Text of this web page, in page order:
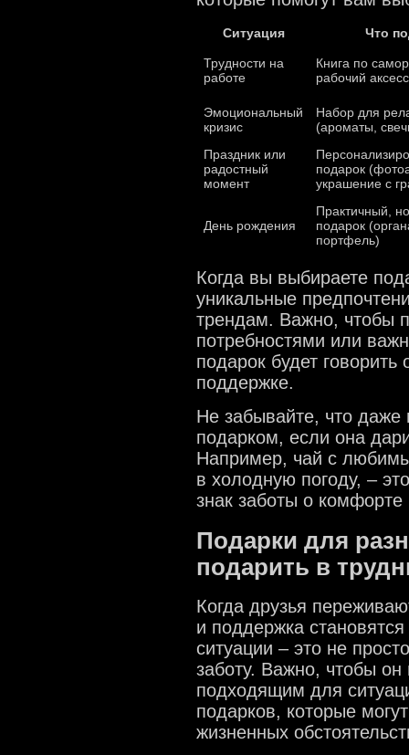
Ситуация Что
Трудности на
работе
Книга по
рабочий
Эмоциональный
кризис
Набор для
(ароматы,
Праздник или
радостный
момент
подарок
украшение с
День рождения
Практичный,
подарок
портфель)
Когда вы выбираете
уникальные
трендам. Важно, чтобы
потребностями или
подарок будет
поддержке.
Не забывайте, что даже
подарком, если она
Например, чай с
в холодную погоду, –
знак заботы о комфорте
Подарки для
подарить в
Когда друзья
и поддержка
ситуации – это не
заботу. Важно, чтобы
подходящим для
подарков, которые
жизненных